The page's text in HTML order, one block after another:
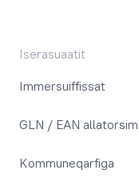
Iserasuaatit
Immersuiffissat
GLN / EAN
Kommuneqarfiga